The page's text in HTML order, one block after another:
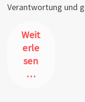
Verantwortung und
Weit
erle
sen
…